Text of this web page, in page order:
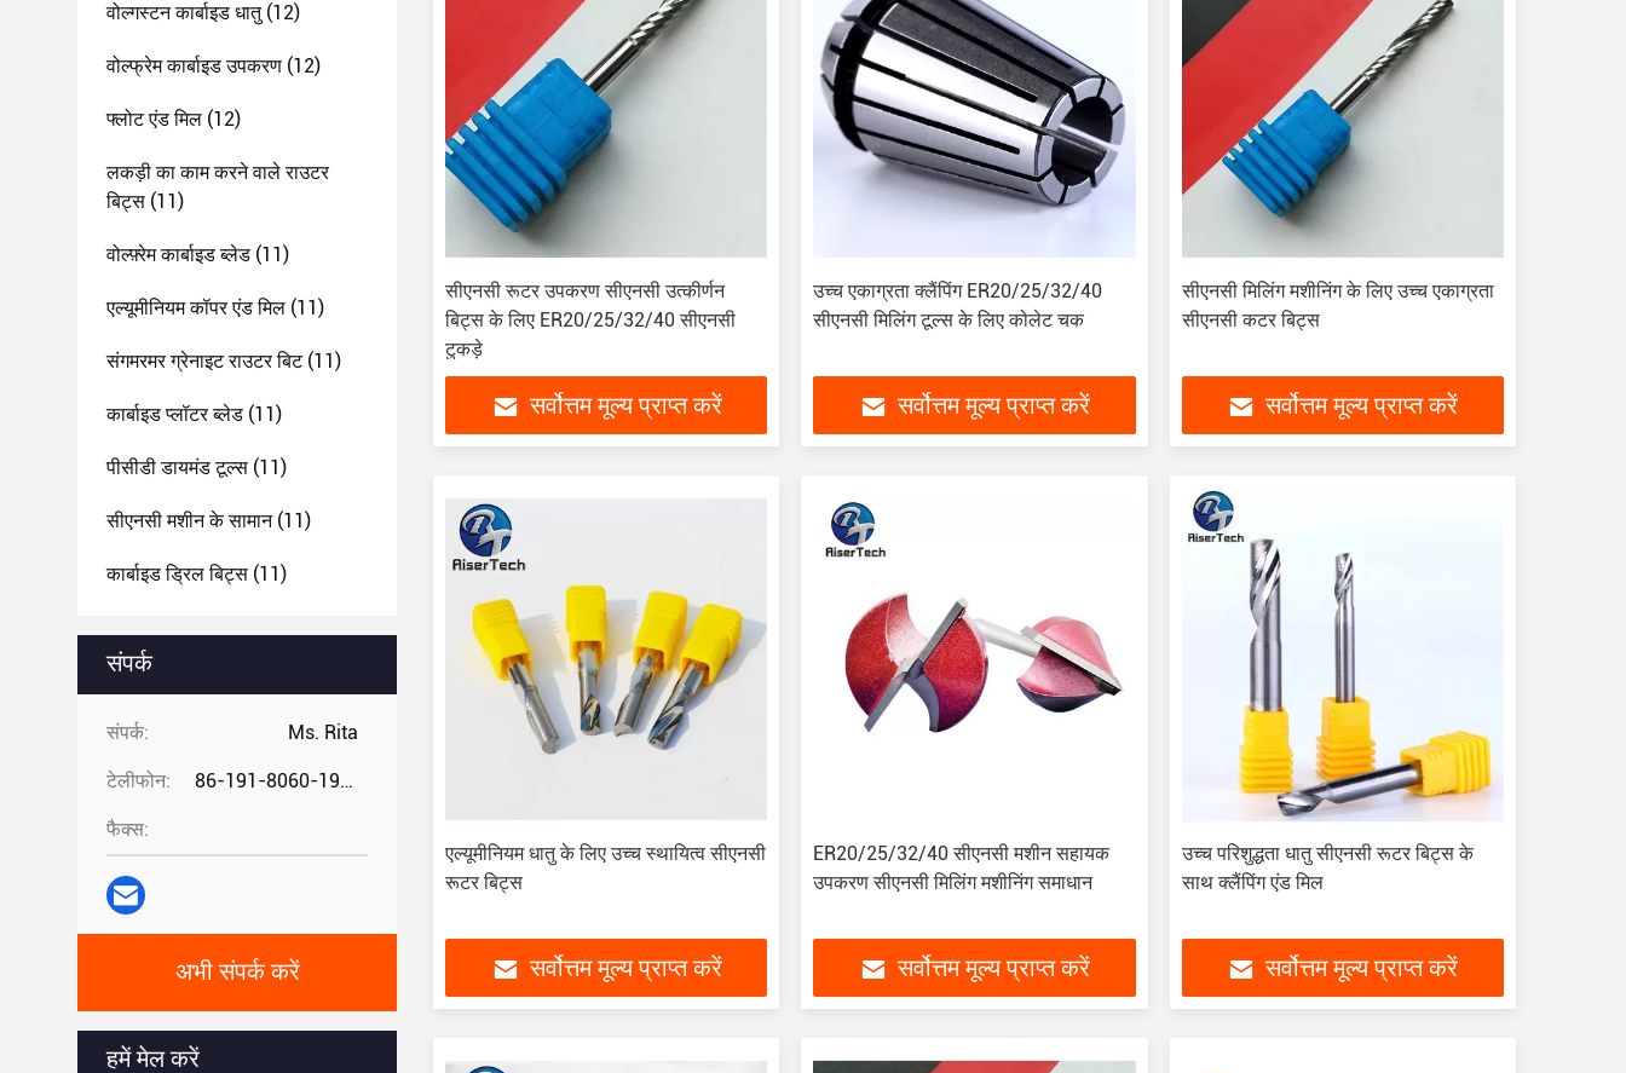
वोल्गस्टन कार्बाइड धातु(12)
वोल्फ्रेम कार्बाइड उपकरण (12)
फ्लोट एंड मिल (12)
लकड़ी का काम करने वाले राउटर
बिट्स (11)
वोल्फ़्रेम कार्बाइड ब्लेड (11)
एल्यूमीनियम कॉपर एंड मिल (11)
संगमरमर ग्रेनाइट राउटर बिट(11)
कार्बाइड प्लॉटर ब्लेड (11)
पीसीडी डायमंड टूल्स (11)
सीएनसी मशीन के सामान(11)
कार्बाइड ड्रिल बिट्स (11)
संपर्क
संपर्क: Ms. Rita
टेलीफोन: 86-191-8060-1981
फैक्स:
अभी संपर्क करें
हमें मेल करें
सीएनसी रूटर उपकरण सीएनसी उत्कीर्णन
बिट्स के लिए ER20/25/32/40 सीएनसी
टुकड़े
सर्वोत्तम मूल्य प्राप्त करें
उच्च एकाग्रता क्लैंपिंग ER20/25/32/40
सीएनसी मिलिंग टूल्स के लिए कोलेट चक
सर्वोत्तम मूल्य प्राप्त करें
सीएनसी मिलिंग मशीनिंग के लिए उच्च एकाग्रता
सीएनसी कटर बिट्स
सर्वोत्तम मूल्य प्राप्त करें
एल्यूमीनियम धातु के लिए उच्च स्थायित्व सीएनसी
रूटर बिट्स
सर्वोत्तम मूल्य प्राप्त करें
ER20/25/32/40 सीएनसी मशीन सहायक
उपकरण सीएनसी मिलिंग मशीनिंग समाधान
सर्वोत्तम मूल्य प्राप्त करें
उच्च परिशुद्धता धातु सीएनसी रूटर बिट्स के
साथ क्लैंपिंग एंड मिल
सर्वोत्तम मूल्य प्राप्त करें